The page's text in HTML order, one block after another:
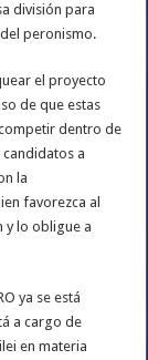
división para
peronismo.
el proyecto
de que estas
dentro de
a
la
favorezca al
y lo obligue a
ya se está
a cargo de
en materia